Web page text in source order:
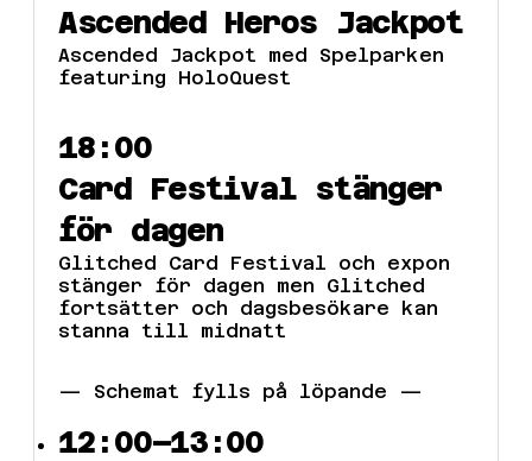
Ascended Heros Jackpot
Ascended Jackpot med Spelparken
featuring HoloQuest
18:00
Card Festival stänger
för dagen
Glitched Card Festival och expon
stänger för dagen men Glitched
fortsätter och dagsbesökare kan
stanna till midnatt
— Schemat fylls på löpande —
12:00–13:00